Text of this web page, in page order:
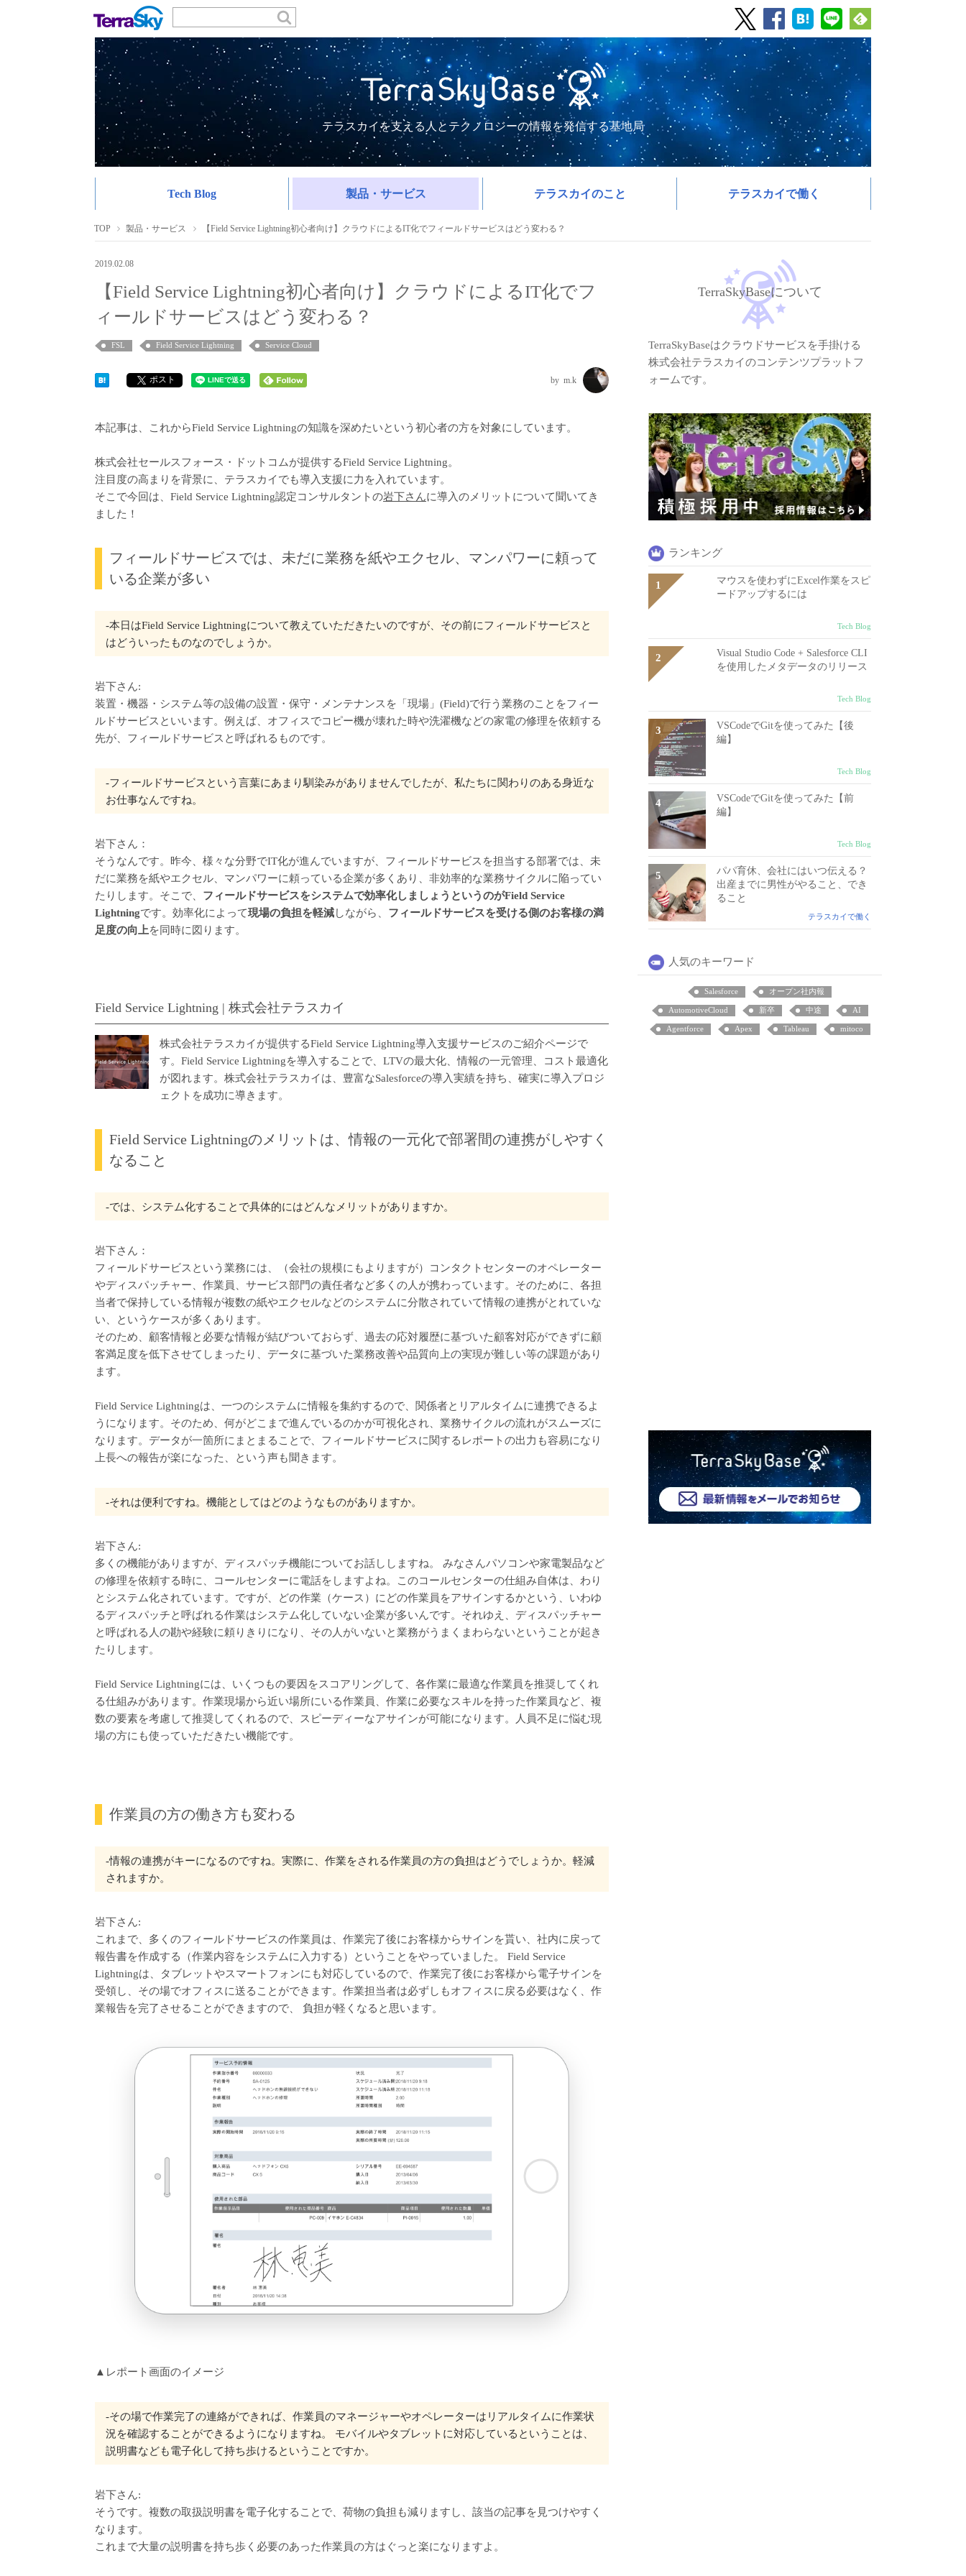
テラスカイを支える人とテクノロジーの情報を発信する基地局
Tech Blog 製品・サービス テラスカイのこと テラスカイで働く
TOP 製品・サービス 【Field Service Lightning初心者向け】クラウドによるIT化でフィールドサービスはどう変わる？
2019.02.08
【Field Service Lightning初心者向け】クラウドによるIT化でフ
ィールドサービスはどう変わる？
FSL Field Service Lightning Service Cloud
ポスト m.k
本記事は、これからField Service Lightningの知識を深めたいという初心者の方を対象にしています。
株式会社セールスフォース・ドットコムが提供するField Service Lightning。
注目度の高まりを背景に、テラスカイでも導入支援に力を入れています。
そこで今回は、Field Service Lightning認定コンサルタントの岩下さんに導入のメリットについて聞いてき
ました！
フィールドサービスでは、未だに業務を紙やエクセル、マンパワーに頼って
いる企業が多い
‐本日はField Service Lightningについて教えていただきたいのですが、その前にフィールドサービスと
はどういったものなのでしょうか。
岩下さん:
装置・機器・システム等の設備の設置・保守・メンテナンスを「現場」(Field)で行う業務のことをフィー
ルドサービスといいます。例えば、オフィスでコピー機が壊れた時や洗濯機などの家電の修理を依頼する
先が、フィールドサービスと呼ばれるものです。
‐フィールドサービスという言葉にあまり馴染みがありませんでしたが、私たちに関わりのある身近な
お仕事なんですね。
岩下さん：
そうなんです。昨今、様々な分野でIT化が進んでいますが、フィールドサービスを担当する部署では、未
だに業務を紙やエクセル、マンパワーに頼っている企業が多くあり、非効率的な業務サイクルに陥ってい
たりします。そこで、 フィールドサービスをシステムで効率化しましょうというのがField Service
Lightningです。効率化によって現場の負担を軽減しながら、 フィールドサービスを受ける側のお客様の満
足度の向上を同時に図ります。
Field Service Lightning | 株式会社テラスカイ
株式会社テラスカイが提供するField Service Lightning導入支援サービスのご紹介ページで
す。Field Service Lightningを導入することで、LTVの最大化、情報の一元管理、コスト最適化
が図れます。株式会社テラスカイは、豊富なSalesforceの導入実績を持ち、確実に導入プロジ
ェクトを成功に導きます。
Field Service Lightningのメリットは、情報の一元化で部署間の連携がしやすく
なること
‐では、システム化することで具体的にはどんなメリットがありますか。
岩下さん：
フィールドサービスという業務には、（会社の規模にもよりますが）コンタクトセンターのオペレーター
やディスパッチャー、作業員、サービス部門の責任者など多くの人が携わっています。そのために、各担
当者で保持している情報が複数の紙やエクセルなどのシステムに分散されていて情報の連携がとれていな
い、というケースが多くあります。
そのため、顧客情報と必要な情報が結びついておらず、過去の応対履歴に基づいた顧客対応ができずに顧
客満足度を低下させてしまったり、データに基づいた業務改善や品質向上の実現が難しい等の課題があり
ます。
Field Service Lightningは、一つのシステムに情報を集約するので、関係者とリアルタイムに連携できるよ
うになります。そのため、何がどこまで進んでいるのかが可視化され、業務サイクルの流れがスムーズに
なります。データが一箇所にまとまることで、フィールドサービスに関するレポートの出力も容易になり
上長への報告が楽になった、という声も聞きます。
‐それは便利ですね。機能としてはどのようなものがありますか。
岩下さん:
多くの機能がありますが、ディスパッチ機能についてお話ししますね。 みなさんパソコンや家電製品など
の修理を依頼する時に、コールセンターに電話をしますよね。このコールセンターの仕組み自体は、わり
とシステム化されています。ですが、どの作業（ケース）にどの作業員をアサインするかという、いわゆ
るディスパッチと呼ばれる作業はシステム化していない企業が多いんです。それゆえ、ディスパッチャー
と呼ばれる人の勘や経験に頼りきりになり、その人がいないと業務がうまくまわらないということが起き
たりします。
Field Service Lightningには、いくつもの要因をスコアリングして、各作業に最適な作業員を推奨してくれ
る仕組みがあります。作業現場から近い場所にいる作業員、作業に必要なスキルを持った作業員など、複
数の要素を考慮して推奨してくれるので、スピーディーなアサインが可能になります。人員不足に悩む現
場の方にも使っていただきたい機能です。
作業員の方の働き方も変わる
‐情報の連携がキーになるのですね。実際に、作業をされる作業員の方の負担はどうでしょうか。軽減
されますか。
岩下さん:
これまで、多くのフィールドサービスの作業員は、作業完了後にお客様からサインを貰い、社内に戻って
報告書を作成する（作業内容をシステムに入力する）ということをやっていました。 Field Service
Lightningは、タブレットやスマートフォンにも対応しているので、作業完了後にお客様から電子サインを
受領し、その場でオフィスに送ることができます。作業担当者は必ずしもオフィスに戻る必要はなく、作
業報告を完了させることができますので、 負担が軽くなると思います。
▲レポート画面のイメージ
‐その場で作業完了の連絡ができれば、作業員のマネージャーやオペレーターはリアルタイムに作業状
況を確認することができるようになりますね。 モバイルやタブレットに対応しているということは、
説明書なども電子化して持ち歩けるということですか。
岩下さん:
そうです。複数の取扱説明書を電子化することで、荷物の負担も減りますし、該当の記事を見つけやすく
なります。
これまで大量の説明書を持ち歩く必要のあった作業員の方はぐっと楽になりますよ。
TerraSkyBaseについて
TerraSkyBaseはクラウドサービスを手掛ける
株式会社テラスカイのコンテンツプラットフ
ォームです。
ランキング
マウスを使わずにExcel作業をスピ
ードアップするには
Tech Blog
Visual Studio Code + Salesforce CLI
を使用したメタデータのリリース
Tech Blog
VSCodeでGitを使ってみた【後
編】
Tech Blog
VSCodeでGitを使ってみた【前
編】
Tech Blog
パパ育休、会社にはいつ伝える？
出産までに男性がやること、でき
ること
テラスカイで働く
人気のキーワード
Salesforce オープン社内報
AutomotiveCloud 新卒 中途 AI
Agentforce Apex Tableau mitoco